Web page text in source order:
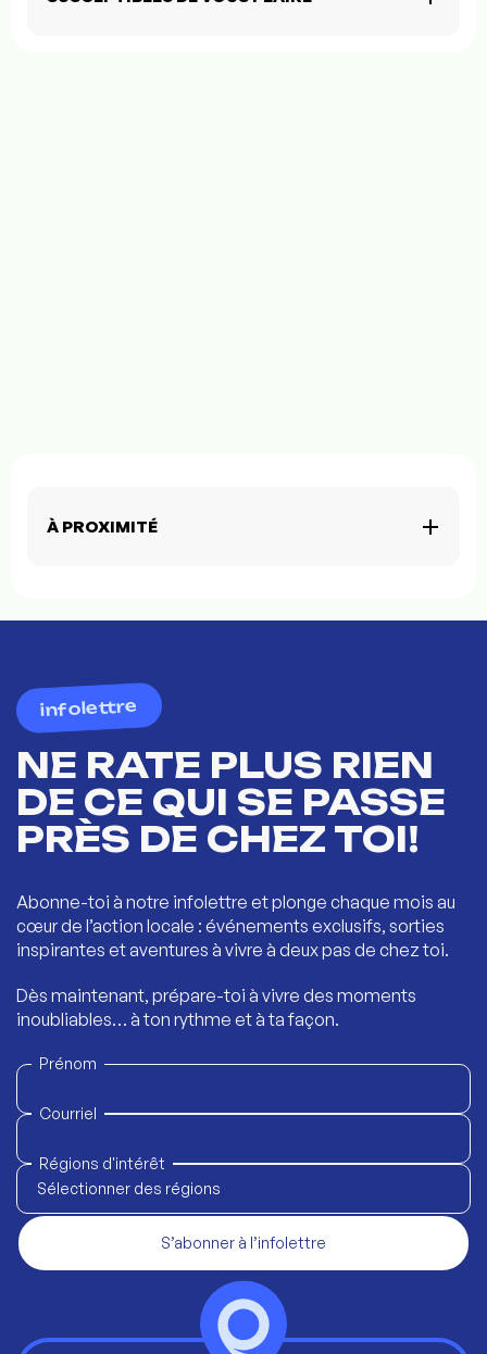
À PROXIMITÉ
infolettre
NE RATE PLUS RIEN
DE CE QUI SE PASSE
PRÈS DE CHEZ TOI!
Abonne-toi à notre infolettre et plonge chaque mois au
cœur de l’action locale : événements exclusifs, sorties
inspirantes et aventures à vivre à deux pas de chez toi.
Dès maintenant, prépare-toi à vivre des moments
inoubliables… à ton rythme et à ta façon.
Prénom
Courriel
Régions d'intérêt
Sélectionner des régions
S’abonner à l’infolettre